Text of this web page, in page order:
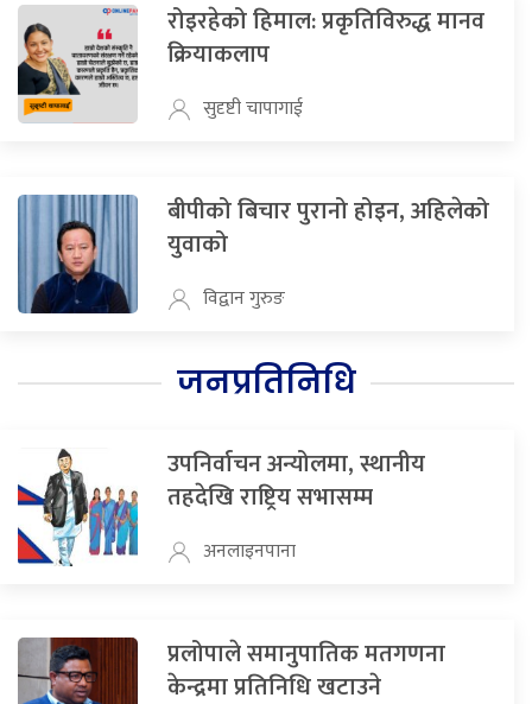
रोइरहेको हिमाल: प्रकृतिविरुद्ध मानव
क्रियाकलाप
सुदृष्टी चापागाई
बीपीको बिचार पुरानो होइन, अहिलेको
युवाको
विद्वान गुरुङ
जनप्रतिनिधि
उपनिर्वाचन अन्योलमा, स्थानीय
तहदेखि राष्ट्रिय सभासम्म
अनलाइनपाना
प्रलोपाले समानुपातिक मतगणना
केन्द्रमा प्रतिनिधि खटाउने